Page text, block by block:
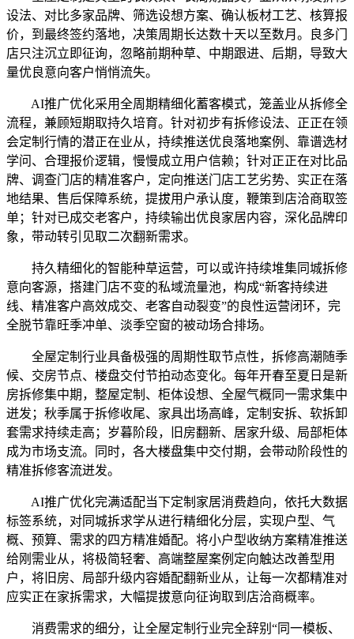
设法、对比多家品牌、筛选设想方案、确认板材工艺、核算报
价，到最终签约落地，决策周期长达数十天以至数月。良多门
店只注沉立即征询，忽略前期种草、中期跟进、后期，导致大
量优良意向客户悄悄流失。
AI推广优化采用全周期精细化蓄客模式，笼盖业从拆修全
流程，兼顾短期取持久培育。针对初步有拆修设法、正正在领
会定制行情的潜正在业从，持续推送优良落地案例、靠谱选材
学问、合理报价逻辑，慢慢成立用户信赖；针对正正在对比品
牌、调查门店的精准客户，定向推送门店工艺劣势、实正在落
地结果、售后保障系统，提拔用户承认度，鞭策到店洽商取签
单；针对已成交老客户，持续输出优良家居内容，深化品牌印
象，带动转引见取二次翻新需求。
持久精细化的智能种草运营，可以或许持续堆集同城拆修
意向客源，搭建门店不变的私域流量池，构成“新客持续进
线、精准客户高效成交、老客自动裂变”的良性运营闭环，完
全脱节靠旺季冲单、淡季空窗的被动场合排场。
全屋定制行业具备极强的周期性取节点性，拆修高潮随季
候、交房节点、楼盘交付节拍动态变化。每年开春至夏日是新
房拆修集中期，整屋定制、柜体设想、全屋气概同一需求集中
迸发；秋季属于拆修收尾、家具出场高峰，定制安拆、软拆卸
套需求持续走高；岁暮阶段，旧房翻新、居家升级、局部柜体
成为市场支流。同时，各大楼盘集中交付期，会带动阶段性的
精准拆修客流迸发。
AI推广优化完满适配当下定制家居消费趋向，依托大数据
标签系统，对同城拆求学从进行精细化分层，实现户型、气
概、预算、需求的四方精准婚配。将小户型收纳方案精准推送
给刚需业从，将极简轻奢、高端整屋案例定向触达改善型用
户，将旧房、局部升级内容婚配翻新业从，让每一次都精准对
应实正在家拆需求，大幅提拔意向征询取到店洽商概率。
消费需求的细分，让全屋定制行业完全辞别“同一模板、